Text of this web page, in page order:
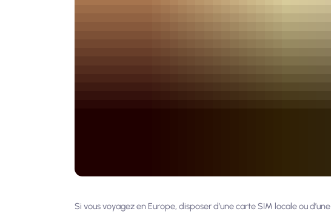
Si vous voyagez en Europe, disposer d’une carte SIM locale ou